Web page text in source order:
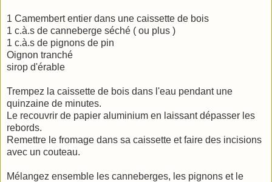
1 Camembert entier dans une caissette de bois
1 c.à.s de canneberge séché ( ou plus )
1 c.à.s de pignons de pin
Oignon tranché
sirop d'érable
Trempez la caissette de bois dans l'eau pendant une
quinzaine de minutes.
Le recouvrir de papier aluminium en laissant dépasser les
rebords.
Remettre le fromage dans sa caissette et faire des incisions
avec un couteau.
Mélangez ensemble les canneberges, les pignons et le